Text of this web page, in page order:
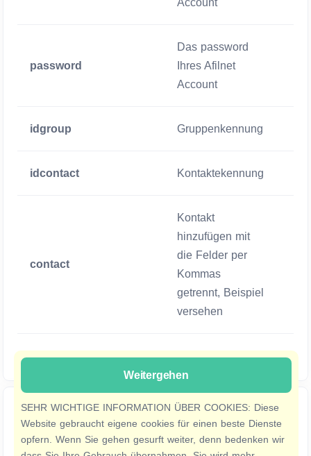
password
Das password
Ihres Afilnet
Account
idgroup Gruppenkennung
idcontact Kontaktekennung
contact
Kontakt
hinzufügen mit
die Felder per
Kommas
getrennt, Beispiel
versehen
Kontakt aus der Gruppe entfernen
API-Methode, mit der Sie einen Kontakt aus einer
Weitergehen
SEHR WICHTIGE INFORMATION ÜBER COOKIES: Diese
Website gebraucht eigene cookies für einen beste Dienste
opfern. Wenn Sie gehen gesurft weiter, denn bedenken wir